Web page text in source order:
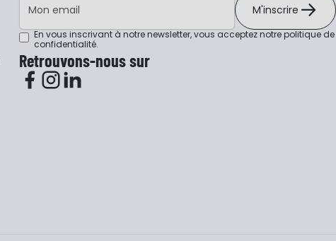
M'inscrire
En vous inscrivant à notre newsletter, vous acceptez notrepolitique de
confidentialité.
Retrouvons-nous sur